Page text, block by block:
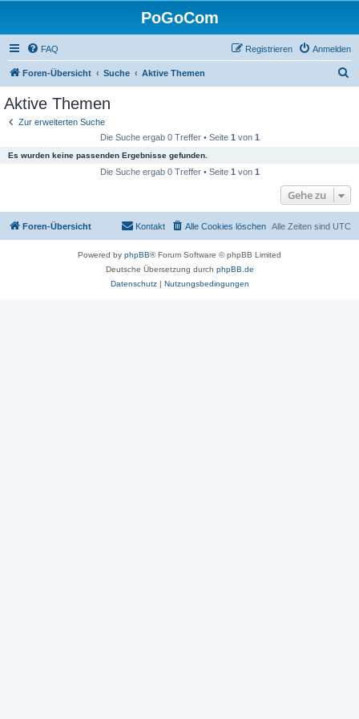
PoGoCom
FAQ Anmelden
Registrieren
Foren-Übersicht Suche Aktive Themen
Aktive Themen
Zur erweiterten Suche
Die Suche ergab 0 Treffer • Seite 1 von 1
Es wurden keine passenden Ergebnisse gefunden.
Die Suche ergab 0 Treffer • Seite 1 von 1
Gehe zu
Foren-Übersicht Alle Zeiten sind UTC
Alle Cookies löschen
Kontakt
Powered by phpBB® Forum Software © phpBB Limited
Deutsche Übersetzung durch phpBB.de
Datenschutz| Nutzungsbedingungen